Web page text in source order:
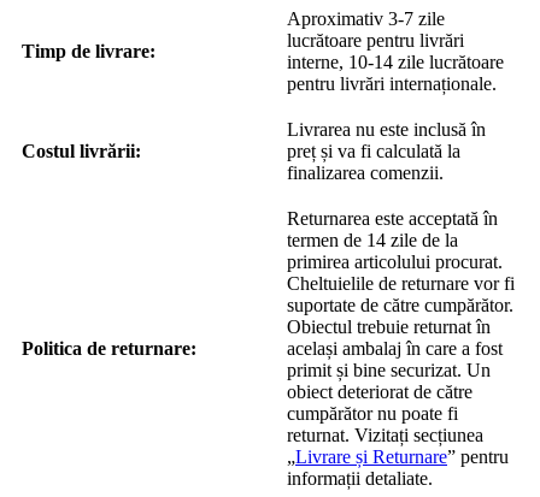
Timp de livrare:
Aproximativ 3-7 zile
lucrătoare pentru livrări
interne, 10-14 zile lucrătoare
pentru livrări internaționale.
Costul livrării:
Livrarea nu este inclusă în
preț și va fi calculată la
finalizarea comenzii.
Politica de returnare:
Returnarea este acceptată în
termen de 14 zile de la
primirea articolului procurat.
Cheltuielile de returnare vor fi
suportate de către cumpărător.
Obiectul trebuie returnat în
același ambalaj în care a fost
primit și bine securizat. Un
obiect deteriorat de către
cumpărător nu poate fi
returnat. Vizitați secțiunea
„Livrare și Returnare” pentru
informații detaliate.